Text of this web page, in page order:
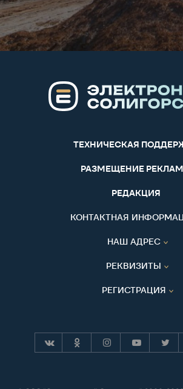
ТЕХНИЧЕСКАЯ
РАЗМЕЩЕНИЕ
РЕДАКЦИЯ
КОНТАКТНАЯ
НАШ АДРЕС
РЕКВИЗИТЫ
РЕГИСТРАЦИЯ